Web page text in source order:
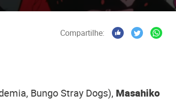
Compartilhe:
Bungo Stray Dogs), Masahiko